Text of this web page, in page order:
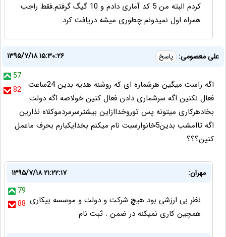
کردم البته من 5 کد آماری دادم و 10 گیگ گرفتم.فقط راجب
همراه اول نمیدونم چطوری میشه دریافت کرد.
علی معصومی: پاسخ
۱۳۹۵/۷/۱۸ ۱۵:۳۰:۲۶
57
82
اگه راست میگین هرشماره ای که روشنه هدیه بدین 24ساعت
فعال نکنین اگه سرشماری دادن فعال کنین خولاصه اگه دولت
بخادهرکاری میتونه پس توروخداازاین بیشترسرمردموکلاه نذارین
اگه تاامشب بدین5خانوارسبت نام میکنم بخدایکبارم بحرف ماعمل
کنین؟؟؟
مهران:
۱۳۹۵/۷/۱۸ ۲۱:۲۲:۱۷
79
88 نظر بی ارزشی بود هیچ شرکت و دولت و موسسه بیکاری
همچین کاری نمیکنه در ضمن : ثبت نام